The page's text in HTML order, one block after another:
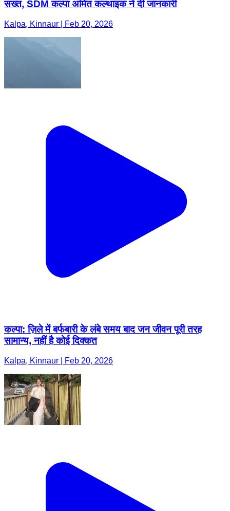
सख्त, SDM कल्पा अमित कल्थाइक ने दी जानकारी
Kalpa, Kinnaur | Feb 20, 2026
कल्पा: ज़िले में बर्फबारी के लंबे समय बाद जन जीवन पूरी तरह
सामान्य, नहीं है कोई दिक्कत
Kalpa, Kinnaur | Feb 20, 2026